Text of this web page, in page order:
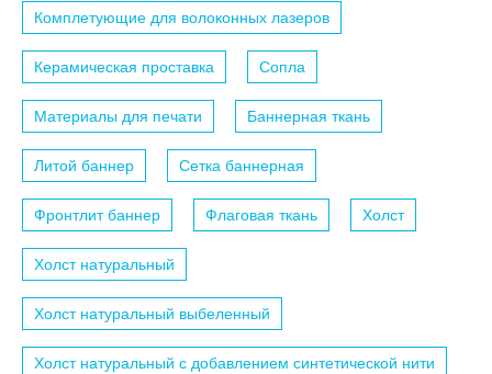
Комплетующие для волоконных лазеров
Керамическая проставка Сопла
Материалы для печати Баннерная ткань
Литой баннер Сетка баннерная
Фронтлит баннер Флаговая ткань Холст
Холст натуральный
Холст натуральный выбеленный
Холст натуральный с добавлением синтетической нити